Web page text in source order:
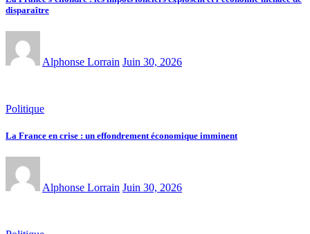
disparaître
Alphonse Lorrain Juin 30, 2026
Politique
La France en crise : un effondrement économique imminent
Alphonse Lorrain Juin 30, 2026